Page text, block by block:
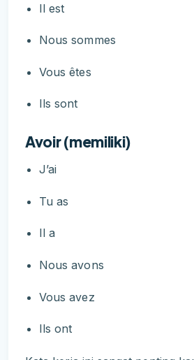
Il est
Nous sommes
Vous êtes
Ils sont
Avoir (memiliki)
J’ai
Tu as
Il a
Nous avons
Vous avez
Ils ont